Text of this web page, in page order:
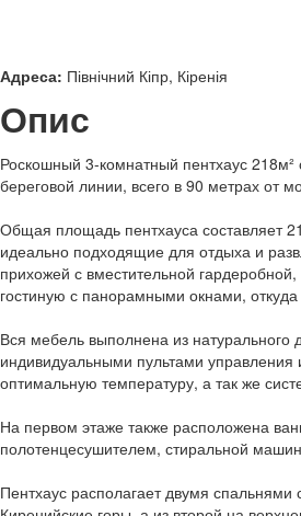
Адреса: Північний Кіпр, Кіренія
Опис
Роскошный 3-комнатный пентхаус
береговой линии, всего в 90 метрах от
Общая площадь пентхауса составляет
идеально подходящие для отдыха и
прихожей с вместительной
гостиную с панорамными окнами,
Вся мебель выполнена из
индивидуальными пультами
оптимальную температуру, а так же
На первом этаже также расположена
полотенцесушителем, стиральной
Пентхаус располагает двумя